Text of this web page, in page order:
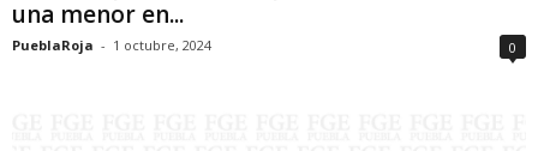
una menor en...
PueblaRoja - 1 octubre, 2024 0